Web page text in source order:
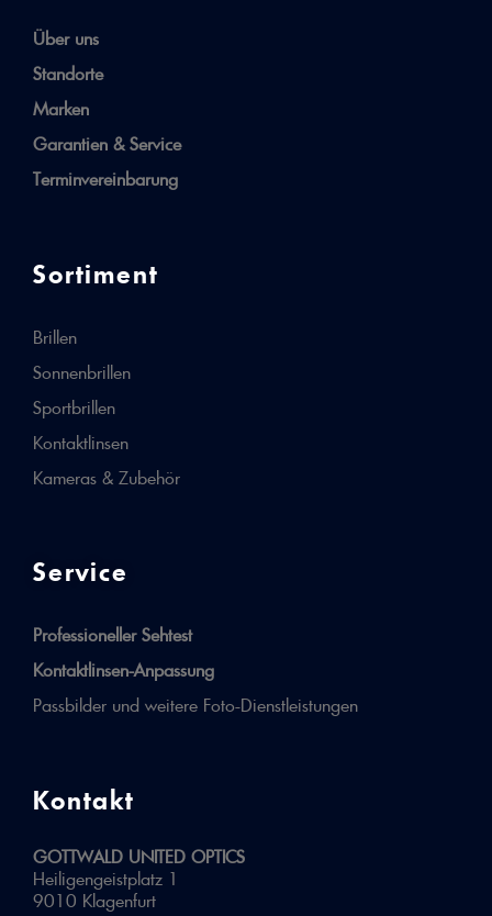
Über uns
Standorte
Marken
Garantien & Service
Terminvereinbarung
Sortiment
Brillen
Sonnenbrillen
Sportbrillen
Kontaktlinsen
Kameras & Zubehör
Service
Professioneller Sehtest
Kontaktlinsen-Anpassung
Passbilder und weitere Foto-Dienstleistungen
Kontakt
GOTTWALD UNITED OPTICS
Heiligengeistplatz 1
9010 Klagenfurt